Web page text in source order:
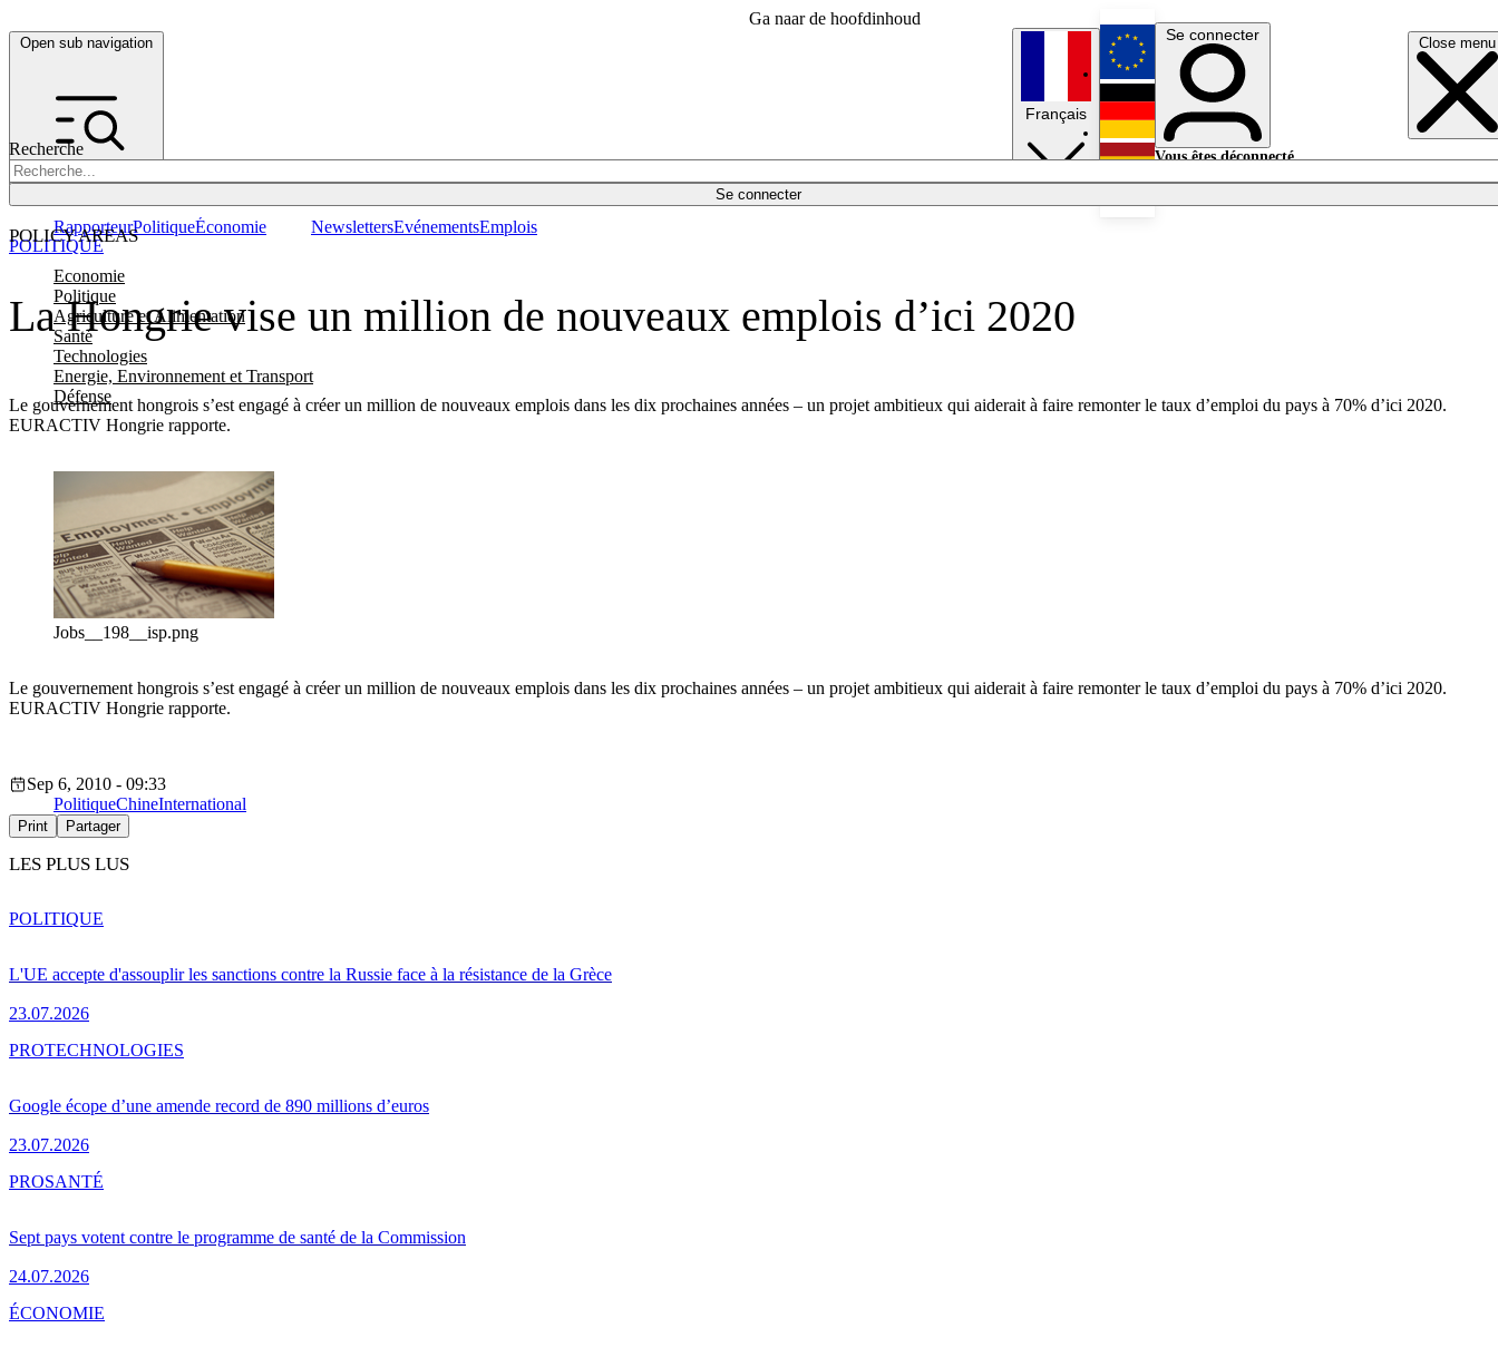
Ga naar de hoofdinhoud
Open sub navigation Close menu
Recherche
Se connecter
POLICY AREAS
Economie
Politique
Agriculture et Alimentation
Santé
Technologies
Energie, Environnement et Transport
Défense
RapporteurPolitiqueÉconomie NewslettersEvénementsEmplois
Français
English
Deutsch
Se connecter
Vous êtes déconnecté.
La Hongrie vise un million de nouveaux emplois d’ici 2020
Le gouvernement hongrois s’est engagé à créer un million de nouveaux emplois dans les dix prochaines années – un projet ambitieux qui aiderait à faire remonter le taux d’emploi du pays à 70% d’ici 2020.
EURACTIV Hongrie rapporte.
POLITIQUE
Jobs__198__isp.png
Le gouvernement hongrois s’est engagé à créer un million de nouveaux emplois dans les dix prochaines années – un projet ambitieux qui aiderait à faire remonter le taux d’emploi du pays à 70% d’ici 2020.
EURACTIV Hongrie rapporte.
Sep 6, 2010 - 09:33
PolitiqueChineInternational
Print Partager
LES PLUS LUS
L'UE accepte d'assouplir les sanctions contre la Russie face à la résistance de la Grèce
23.07.2026
POLITIQUE
Google écope d’une amende record de 890 millions d’euros
23.07.2026
PROTECHNOLOGIES
Sept pays votent contre le programme de santé de la Commission
24.07.2026
PROSANTÉ
ÉCONOMIE